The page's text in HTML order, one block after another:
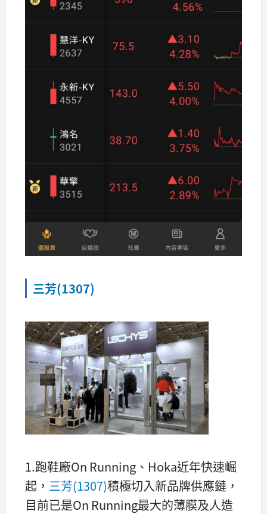
三芳(1307)
1.跑鞋廠On Running、Hoka近年快速崛
起， 三芳(1307)積極切入新品牌供應鏈，
目前已是On Running最大的薄膜及人造